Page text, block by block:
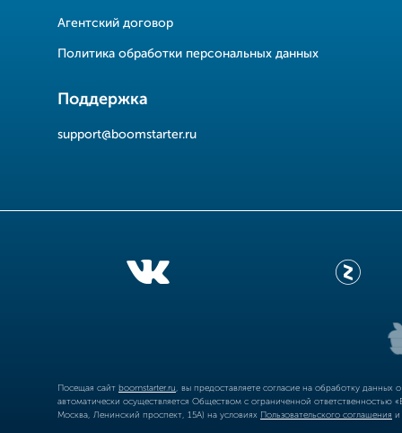
Агентский договор
Политика обработки персональных данных
Поддержка
support@boomstarter.ru
Посещая сайт boomstarter.ru , вы предоставляете согласие на обработку
автоматически осуществляется Обществом с ограниченной
Москва, Ленинский проспект, 15А) на условиях Пользовательского соглашения и